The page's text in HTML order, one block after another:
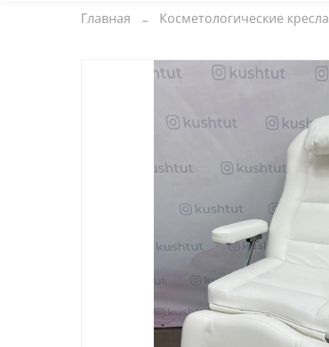
Главная Косметологические кресла